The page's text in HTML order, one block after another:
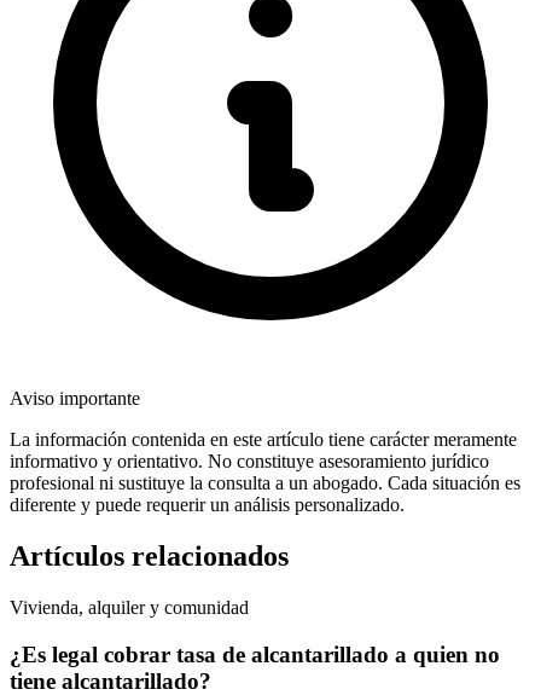
Aviso importante
La información contenida en este artículo tiene carácter meramente
informativo y orientativo. No constituye asesoramiento jurídico
profesional ni sustituye la consulta a un abogado. Cada situación es
diferente y puede requerir un análisis personalizado.
Artículos relacionados
Vivienda, alquiler y comunidad
¿Es legal cobrar tasa de alcantarillado a quien no
tiene alcantarillado?